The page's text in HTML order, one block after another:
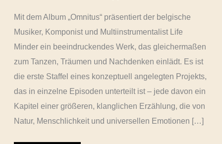
Mit dem Album „Omnitus“ präsentiert der belgische
Musiker, Komponist und Multiinstrumentalist Life
Minder ein beeindruckendes Werk, das gleichermaßen
zum Tanzen, Träumen und Nachdenken einlädt. Es ist
die erste Staffel eines konzeptuell angelegten Projekts,
das in einzelne Episoden unterteilt ist – jede davon ein
Kapitel einer größeren, klanglichen Erzählung, die von
Natur, Menschlichkeit und universellen Emotionen […]